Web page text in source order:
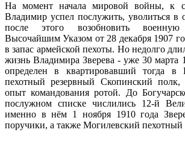
На момент начала мировой войны, к
Владимир успел послужить, уволиться в
после этого возобновить
Высочайшим Указом от 28 декабря 1907
в запас армейской пехоты. Но недолго
жизнь Владимира Зверева - уже 30 марта
определен в квартировавший тогда в
пехотный резервный Скопинский
опыт командования ротой. До
послужном списке числились 12-й
именно в нём 1 ноября 1910 года
поручики, а также Могилевский пехотный